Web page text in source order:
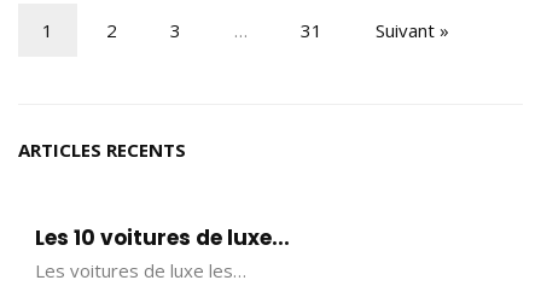
1 2 3 … 31 Suivant »
ARTICLES RECENTS
Les 10 voitures de luxe...
Les voitures de luxe les…